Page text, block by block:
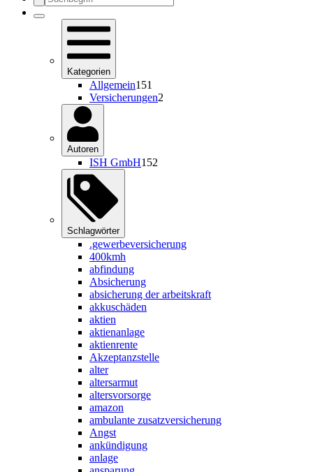
Kategorien
Allgemein151
Versicherungen2
Autoren
ISH GmbH152
Schlagwörter
.gewerbeversicherung
400kmh
abfindung
Absicherung
absicherung der arbeitskraft
akkuschäden
aktien
aktienanlage
aktienrente
Akzeptanzstelle
alter
altersarmut
altersvorsorge
amazon
ambulante zusatzversicherung
Angst
ankündigung
anlage